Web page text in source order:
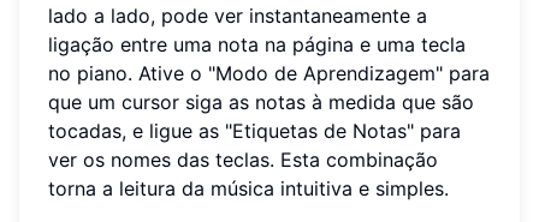
lado a lado, pode ver instantaneamente a
ligação entre uma nota na página e uma tecla
no piano. Ative o "Modo de Aprendizagem" para
que um cursor siga as notas à medida que são
tocadas, e ligue as "Etiquetas de Notas" para
ver os nomes das teclas. Esta combinação
torna a leitura da música intuitiva e simples.